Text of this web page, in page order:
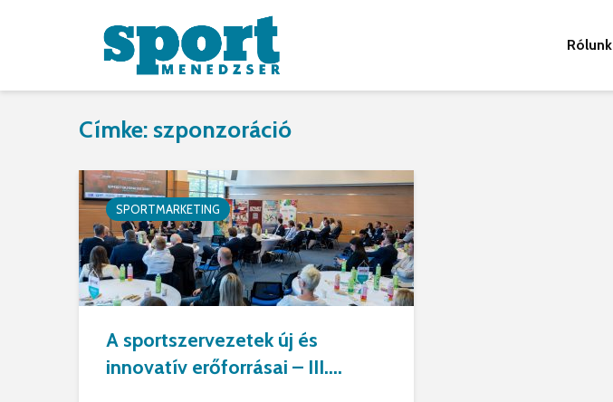
Rólunk
Címke: szponzoráció
SPORTMARKETING
A sportszervezetek új és
innovatív erőforrásai – III....